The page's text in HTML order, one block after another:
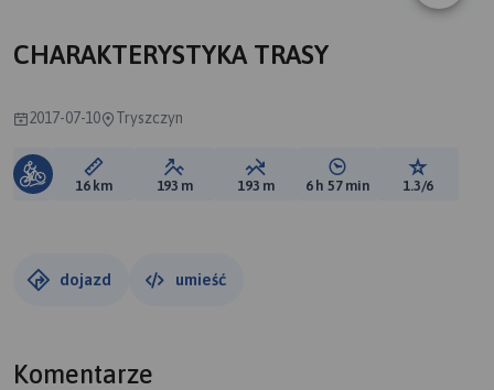
CHARAKTERYSTYKA TRASY
2017-07-10 Tryszczyn
Długość trasy:
16 km Suma przewyższeń:
193 m Suma spadków:
193 m Średni czas potrzebny
6 h 57 min Ocena
1.3/6
dojazd umieść
Komentarze